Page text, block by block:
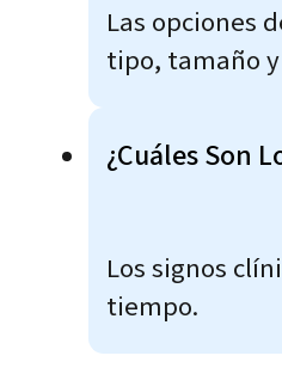
Las opciones
tipo, tamaño
¿Cuáles Son
Los signos
tiempo.